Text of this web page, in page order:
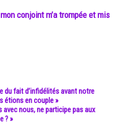
conjoint m’a trompée et mis
du fait d’infidélités avant notre
étions en couple »
avec nous, ne participe pas aux
? »